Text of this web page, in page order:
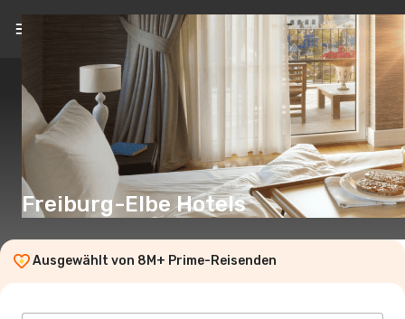
DE(CHF)
Freiburg-Elbe Hotels
Ausgewählt von 8M+ Prime-Reisenden